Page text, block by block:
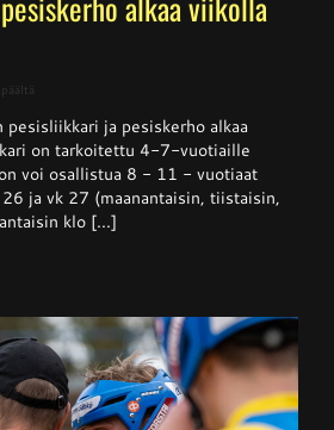
ja
pesiskerho
alkaa
viikolla
26
ja pesiskerho alkaa
on tarkoitettu 4-7-vuotiaille
voi osallistua 8 - 11 - vuotiaat
ja vk 27 (maanantaisin, tiistaisin,
klo [...]